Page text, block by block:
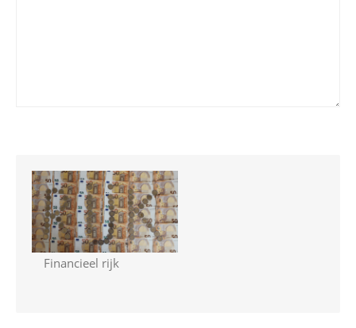
Financieel rijk